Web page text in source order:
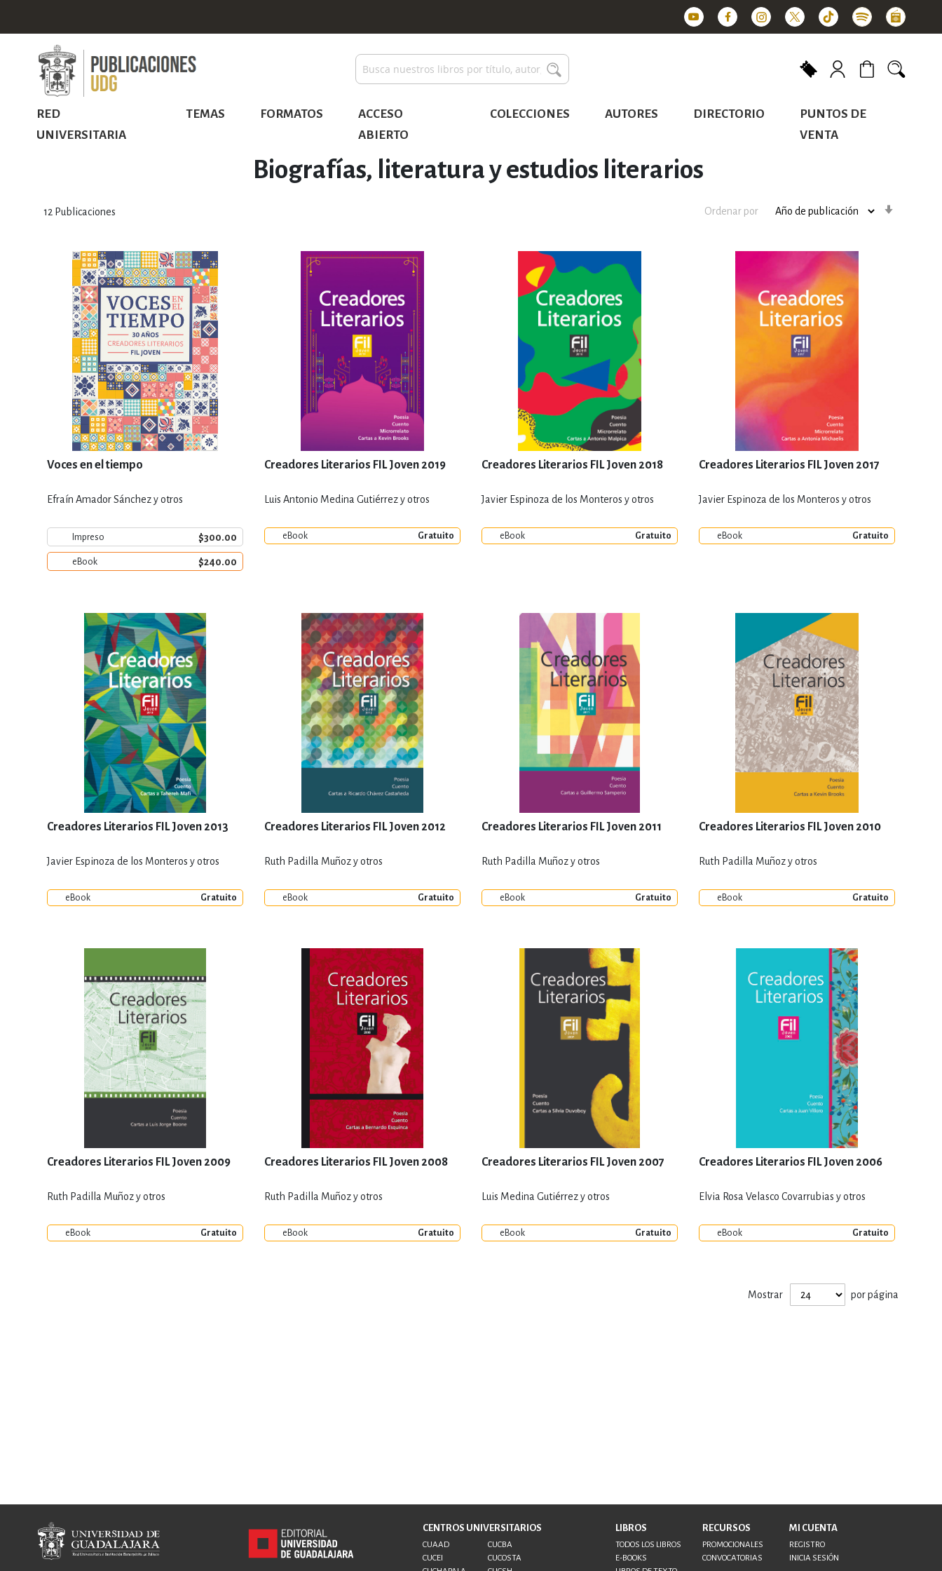
Buscar
RED
UNIVERSITARIA
TEMAS FORMATOS
ACCESO
ABIERTO
COLECCIONES AUTORES DIRECTORIO
PUNTOS DE
VENTA
Biografías, literatura y estudios literarios
12 Publicaciones Ordenar por
Voces en el tiempo
Efraín Amador Sánchez y otros
Impreso $300.00
eBook $240.00
Creadores Literarios FIL Joven 2019
Luis Antonio Medina Gutiérrez y otros
eBook Gratuito
Creadores Literarios FIL Joven 2018
Javier Espinoza de los Monteros y otros
eBook Gratuito
Creadores Literarios FIL Joven 2017
Javier Espinoza de los Monteros y otros
eBook Gratuito
Creadores Literarios FIL Joven 2013
Javier Espinoza de los Monteros y otros
eBook Gratuito
Creadores Literarios FIL Joven 2012
Ruth Padilla Muñoz y otros
eBook Gratuito
Creadores Literarios FIL Joven 2011
Ruth Padilla Muñoz y otros
eBook Gratuito
Creadores Literarios FIL Joven 2010
Ruth Padilla Muñoz y otros
eBook Gratuito
Creadores Literarios FIL Joven 2009
Ruth Padilla Muñoz y otros
eBook Gratuito
Creadores Literarios FIL Joven 2008
Ruth Padilla Muñoz y otros
eBook Gratuito
Creadores Literarios FIL Joven 2007
Luis Medina Gutiérrez y otros
eBook Gratuito
Creadores Literarios FIL Joven 2006
Elvia Rosa Velasco Covarrubias y otros
eBook Gratuito
Mostrar por página
CENTROS UNIVERSITARIOS
CUAAD
CUCBA
CUCEI
CUCOSTA
LIBROS
TODOS LOS LIBROS
E-BOOKS
RECURSOS
PROMOCIONALES
CONVOCATORIAS
MI CUENTA
REGISTRO
INICIA SESIÓN